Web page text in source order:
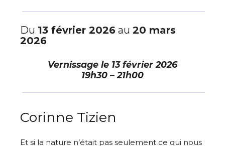
Du 13 février 2026 au 20 mars
2026
Vernissage le 13 février 2026
19h30 – 21h00
Corinne Tizien
Et si la nature n’était pas seulement ce qui nous